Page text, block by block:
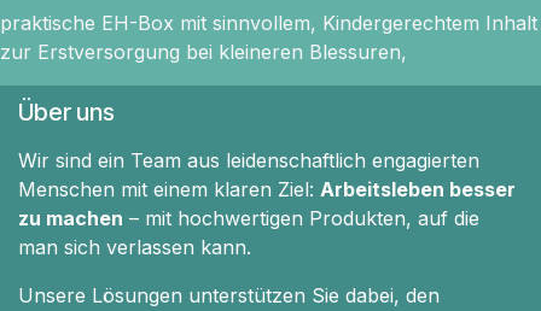
praktische EH-Box mit sinnvollem, Kindergerechtem Inhalt
zur Erstversorgung bei kleineren Blessuren,
Über uns
Wir sind ein Team aus leidenschaftlich engagierten
Menschen mit einem klaren Ziel: Arbeitsleben besser
zu machen – mit hochwertigen Produkten, auf die
man sich verlassen kann.
Unsere Lösungen unterstützen Sie dabei, den